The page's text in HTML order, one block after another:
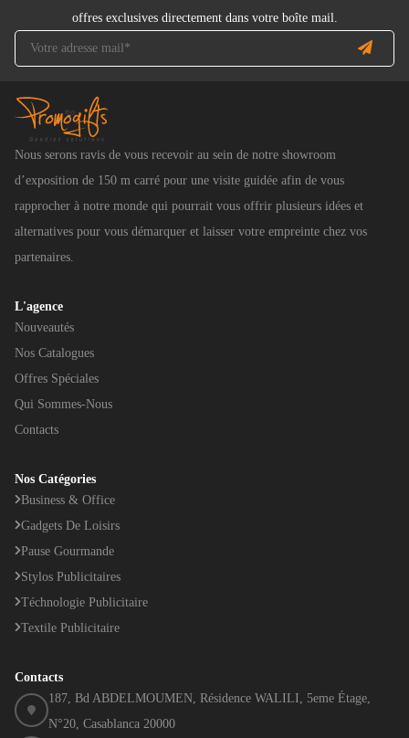
offres exclusives directement dans votre boîte mail.
Nous serons ravis de vous recevoir au sein de notre showroom
d’exposition de 150 m carré pour une visite guidée afin de vous
rapprocher à notre monde qui pourrait vous offrir plusieurs idées et
alternatives pour vous démarquer et laisser votre empreinte chez vos
partenaires.
L'agence
Nouveautés
Nos Catalogues
Offres Spéciales
Qui Sommes-Nous
Contacts
Nos Catégories
Business & Office
Gadgets De Loisirs
Pause Gourmande
Stylos Publicitaires
Téchnologie Publicitaire
Textile Publicitaire
Contacts
187, Bd ABDELMOUMEN, Résidence WALILI, 5eme Étage,
N°20, Casablanca 20000